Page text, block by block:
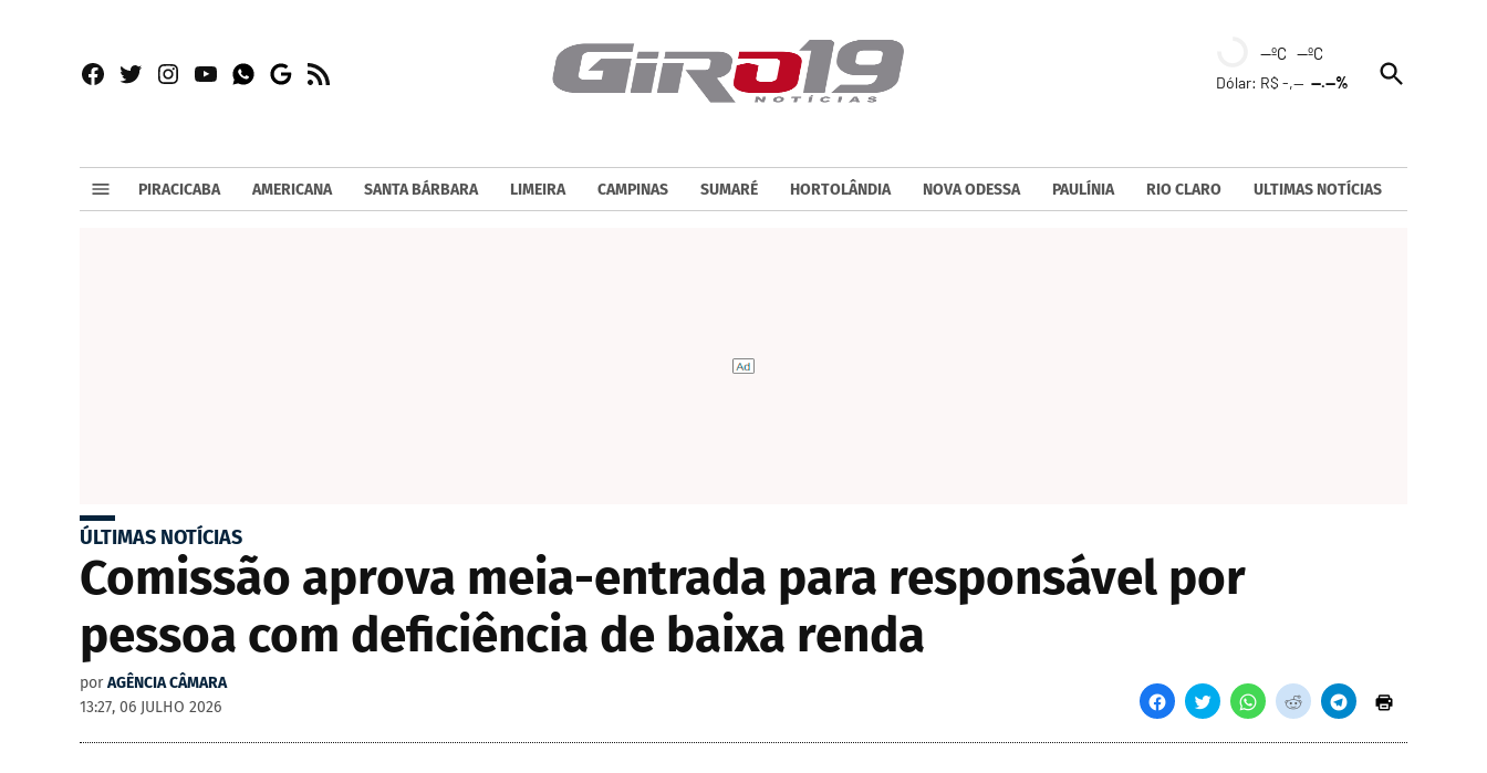
Facebook
TwitterInstagram
YouTubeWhatsapp
Google
RSS
--ºC --ºC
Dólar: R$ -,----.--%
Open
Search
PIRACICABA AMERICANA SANTA BÁRBARA LIMEIRA CAMPINAS SUMARÉ HORTOLÂNDIA NOVA ODESSA PAULÍNIA RIO CLARO ULTIMAS NOTÍCIAS
ÚLTIMAS NOTÍCIAS
Comissão aprova meia-entrada para responsável por
pessoa com deficiência de baixa renda
por AGÊNCIA CÂMARA
13:27, 06 JULHO 2026